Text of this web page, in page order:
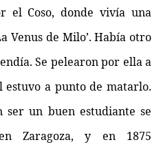
el Coso, donde vivía una
Venus de Milo’. Había otro
Se pelearon por ella a
a punto de matarlo.
ser un buen estudiante se
Zaragoza, y en 1875